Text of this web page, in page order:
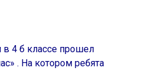
в 4 б классе прошел
. На котором ребята